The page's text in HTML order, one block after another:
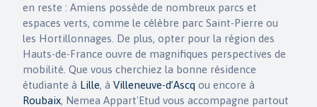
en reste : Amiens possède de nombreux parcs et
espaces verts, comme le célèbre parc Saint-Pierre ou
les Hortillonnages. De plus, opter pour la région des
Hauts-de-France ouvre de magnifiques perspectives de
mobilité. Que vous cherchiez la bonne résidence
étudiante à Lille, àVilleneuve-d’Ascq ou encore à
Roubaix, Nemea Appart'Etud vous accompagne partout